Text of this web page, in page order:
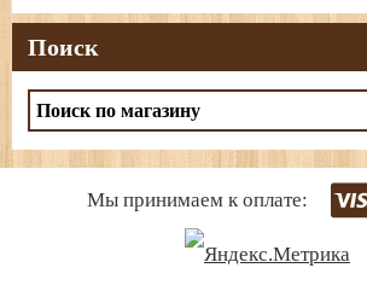
Поиск
Мы принимаем к оплате: